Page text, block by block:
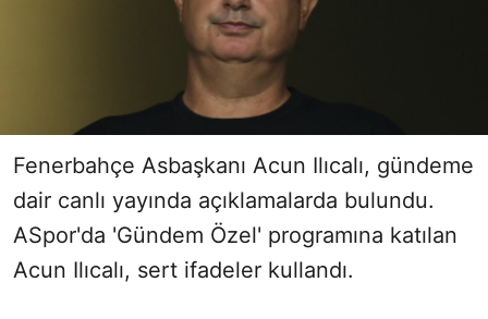
Fenerbahçe Asbaşkanı Acun Ilıcalı, gündeme
dair canlı yayında açıklamalarda bulundu.
ASpor'da 'Gündem Özel' programına katılan
Acun Ilıcalı, sert ifadeler kullandı.